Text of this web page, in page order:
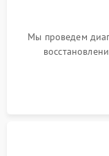
Мы проведем